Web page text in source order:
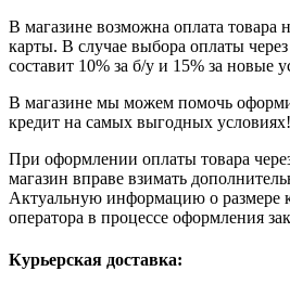
В магазине возможна оплата
карты. В случае выбора оплаты
составит 10% за б/у и 15% за новые
В магазине мы можем помочь
кредит на самых выгодных условиях!
При оформлении оплаты товара
магазин вправе взимать
Актуальную информацию о размере
оператора в процессе оформления
Курьерская доставка: